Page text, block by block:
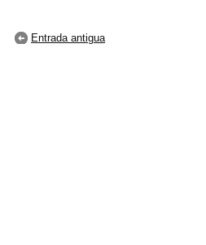
Entrada antigua